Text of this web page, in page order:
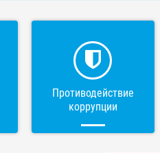
Противодействие
коррупции